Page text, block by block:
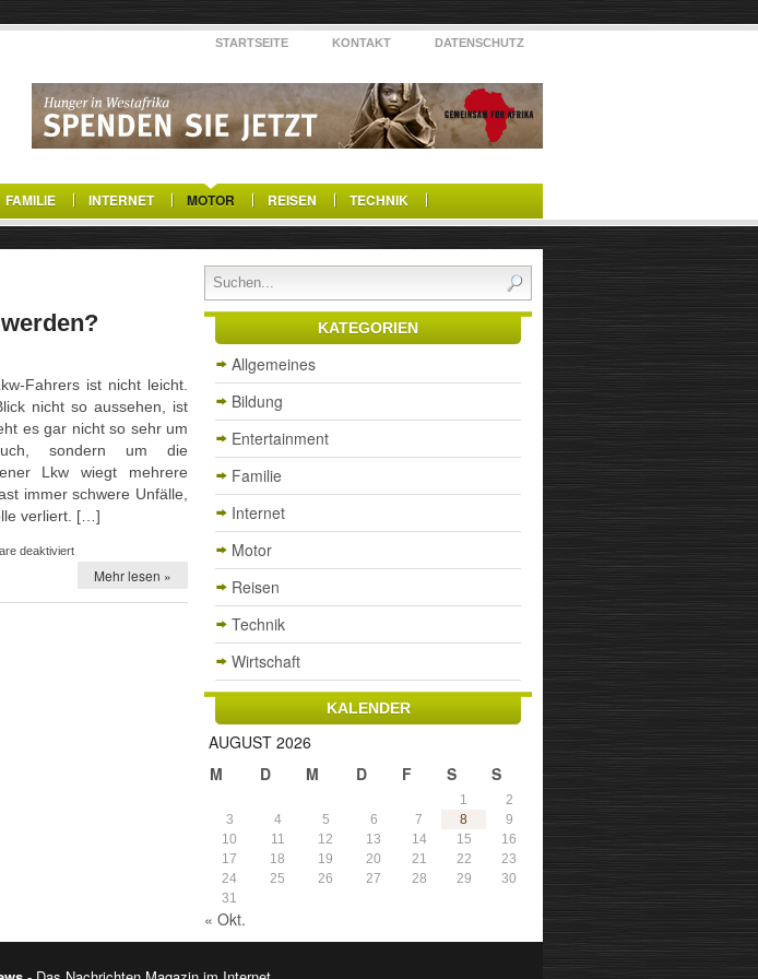
STARTSEITE KONTAKT DATENSCHUTZ
FAMILIE INTERNET MOTOR REISEN
TECHNIK
Fahrers ist nicht leicht.
nicht so aussehen, ist
es gar nicht so sehr um
sondern um die
Lkw wiegt mehrere
immer schwere Unfälle,
verliert. […]
deaktiviertfür
muss
Mehr lesen »
KATEGORIEN
Allgemeines
Bildung
Entertainment
Familie
Internet
Motor
Reisen
Technik
Wirtschaft
KALENDER
AUGUST 2026
M
D M D F S S
1
2
3
4 5 6 7 8
9
10
11 12 13 14 15
16
17
18 19 20 21 22
23
24
25 26 27 28 29
30
31
« Okt.